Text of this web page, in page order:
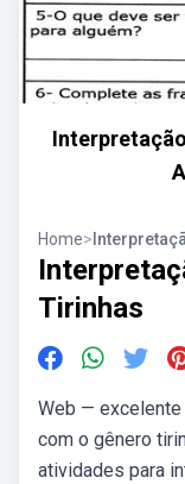
Home>
Tirinhas
Web —
com o gênero
atividades para